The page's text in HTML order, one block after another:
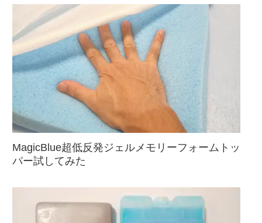
MagicBlue超低反発ジェルメモリーフォームトッ
パー試してみた